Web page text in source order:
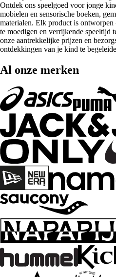
Ontdek ons speelgoed voor jonge
mobielen en sensorische boeken,
materialen. Elk product is ontworpen
te moedigen en verrijkende speeltijd
onze aantrekkelijke prijzen en
ontdekkingen van je kind te
Al onze merken